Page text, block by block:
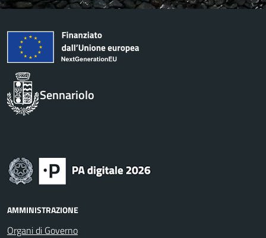
Sennariolo
AMMINISTRAZIONE
Organi di Governo